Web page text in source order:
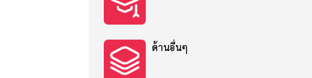
ด้านอื่นๆ